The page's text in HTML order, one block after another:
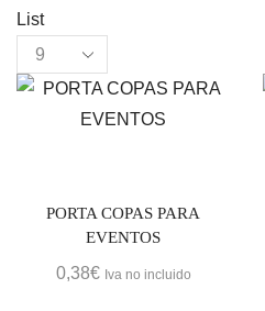
List
Products
per
PORTA COPAS PARA
EVENTOS
0,38€ Iva no incluido